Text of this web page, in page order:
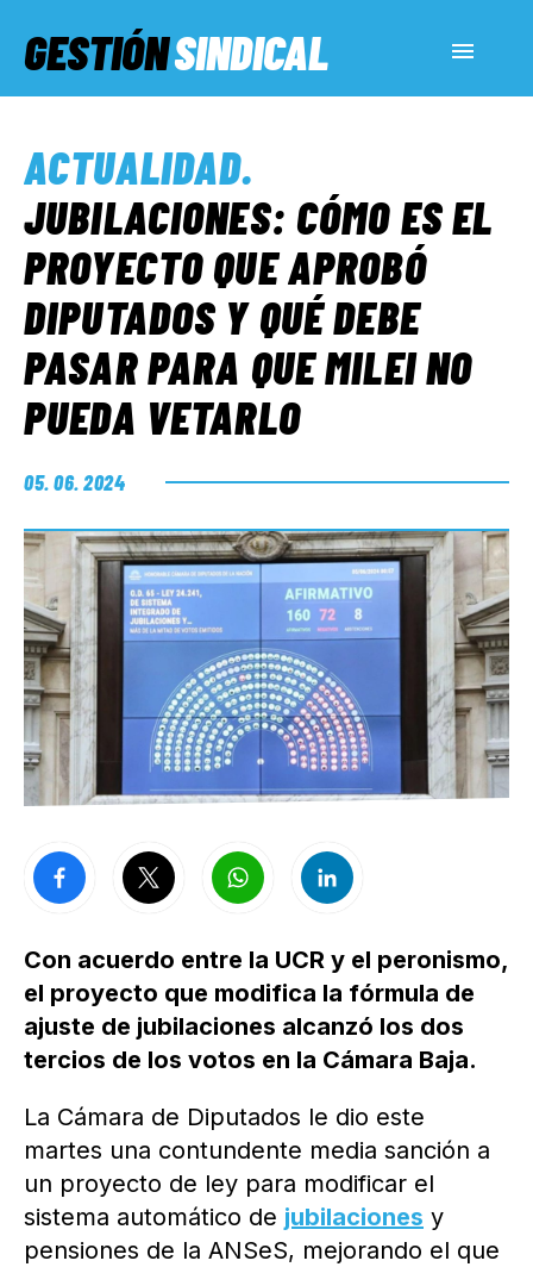
GESTIÓNSINDICAL
SERVICIOS SOCIALES
INFORMES ESPECIALES
FUERA DE MEGÁFONO
ACTUALIDAD.
JUBILACIONES: CÓMO ES EL
PROYECTO QUE APROBÓ
DIPUTADOS Y QUÉ DEBE
PASAR PARA QUE MILEI NO
PUEDA VETARLO
05. 06. 2024
Con acuerdo entre la UCR y el peronismo,
el proyecto que modifica la fórmula de
ajuste de jubilaciones alcanzó los dos
tercios de los votos en la Cámara Baja.
La Cámara de Diputados le dio este
martes una contundente media sanción a
un proyecto de ley para modificar el
sistema automático de jubilaciones y
pensiones de la ANSeS, mejorando el que